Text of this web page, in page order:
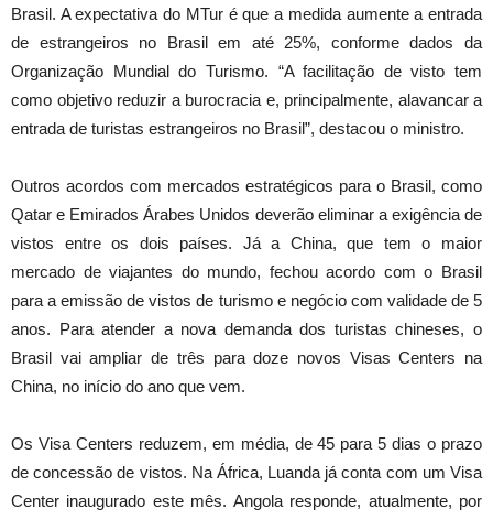
Brasil. A expectativa do MTur é que a medida aumente a entrada
de estrangeiros no Brasil em até 25%, conforme dados da
Organização Mundial do Turismo. “A facilitação de visto tem
como objetivo reduzir a burocracia e, principalmente, alavancar a
entrada de turistas estrangeiros no Brasil”, destacou o ministro.
Outros acordos com mercados estratégicos para o Brasil, como
Qatar e Emirados Árabes Unidos deverão eliminar a exigência de
vistos entre os dois países. Já a China, que tem o maior
mercado de viajantes do mundo, fechou acordo com o Brasil
para a emissão de vistos de turismo e negócio com validade de 5
anos. Para atender a nova demanda dos turistas chineses, o
Brasil vai ampliar de três para doze novos Visas Centers na
China, no início do ano que vem.
Os Visa Centers reduzem, em média, de 45 para 5 dias o prazo
de concessão de vistos. Na África, Luanda já conta com um Visa
Center inaugurado este mês. Angola responde, atualmente, por